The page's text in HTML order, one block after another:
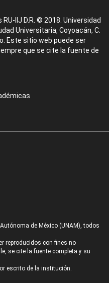
IIJ D.R. © 2018. Universidad
Universitaria, Coyoacán, C.
Este sitio web puede ser
que se cite la fuente de
de México (UNAM), todos
reproducidos con fines no
se cite la fuente completa y su
escrito de la institución.